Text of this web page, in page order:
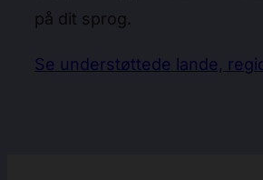
på dit sprog.
Se understøttede lande,